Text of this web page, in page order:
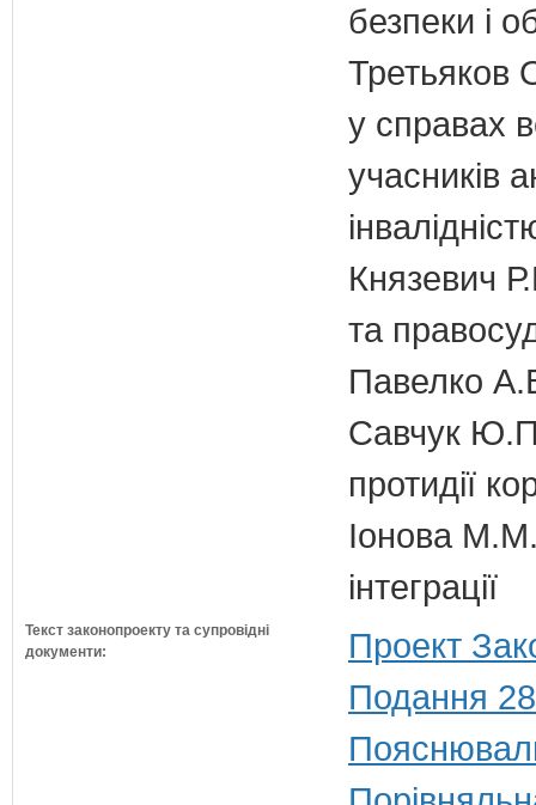
безпеки і
Третьяков
у справах
учасників
Князевич
та
Павелко
Савчук Ю.П.
протидії
Іонова М.М.
інтеграції
Текст законопроекту та супровідні
документи:
Проект
Подання